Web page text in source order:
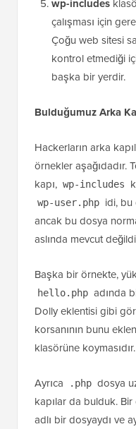
wp-includes
çalışması için
Çoğu web sitesi
kontrol etmediği
başka bir yerdir.
Bulduğumuz Arka
Hackerların arka
örnekler aşağıdadır.
kapı, wp-includes
wp-user.php idi, bu
ancak bu dosya
aslında mevcut
Başka bir örnekte,
hello.php adında
Dolly eklentisi gibi
korsanının bunu
klasörüne koymasıdır.
Ayrıca .php dosya
kapılar da bulduk.
adlı bir dosyaydı ve